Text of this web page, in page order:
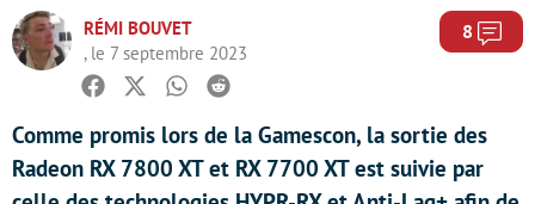
RÉMI BOUVET
, le 7 septembre 2023
8
Facebook
TwitterWhatsapp
Reddit
Comme promis lors de la Gamescon, la sortie des
Radeon RX 7800 XT et RX 7700 XT est suivie par